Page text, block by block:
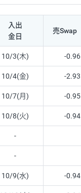
入出
金日
売Swap
10/3(木) -0.96
10/4(金) -2.93
10/7(月) -0.95
10/8(火) -0.94
-
-
10/9(水) -0.94